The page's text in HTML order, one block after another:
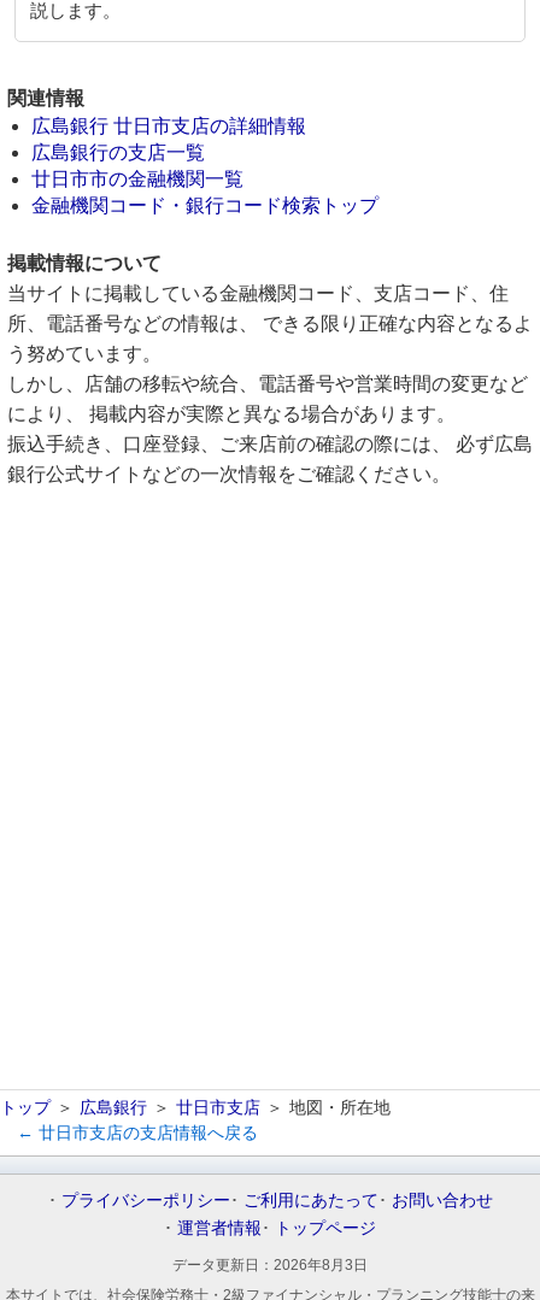
説します。
関連情報
広島銀行 廿日市支店の詳細情報
広島銀行の支店一覧
廿日市市の金融機関一覧
金融機関コード・銀行コード検索トップ
掲載情報について
当サイトに掲載している金融機関コード、支店コード、住
所、電話番号などの情報は、 できる限り正確な内容となるよ
う努めています。
しかし、店舗の移転や統合、電話番号や営業時間の変更など
により、 掲載内容が実際と異なる場合があります。
振込手続き、口座登録、ご来店前の確認の際には、 必ず広島
銀行公式サイトなどの一次情報をご確認ください。
トップ 広島銀行 廿日市支店
地図・所在地
← 廿日市支店の支店情報へ戻る
プライバシーポリシー ご利用にあたって
お問い合わせ
運営者情報
トップページ
データ更新日： 2026年8月3日
本サイトでは、社会保険労務士・2級ファイナンシャル・プランニング技能士の来